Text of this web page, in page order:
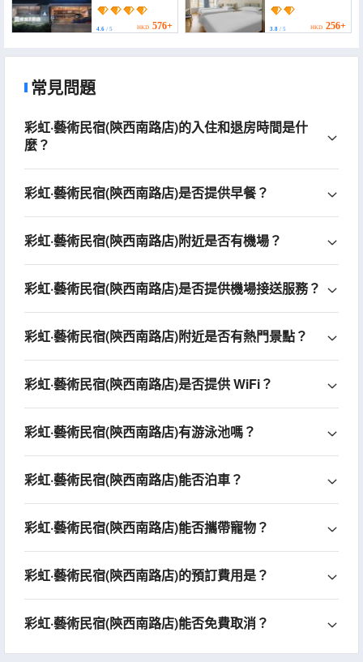
Hotel Jing'an Temple
Huaihai Middle Road
4.6 / 5 HKD 576+
(Huashan Hospital))
3.8/ 5 HKD 256+
常見問題
彩虹·藝術民宿(陝西南路店)的入住和退房時間是什
麼？
彩虹·藝術民宿(陝西南路店)是否提供早餐？
彩虹·藝術民宿(陝西南路店)附近是否有機場？
彩虹·藝術民宿(陝西南路店)是否提供機場接送服務？
彩虹·藝術民宿(陝西南路店)附近是否有熱門景點？
彩虹·藝術民宿(陝西南路店)是否提供 WiFi？
彩虹·藝術民宿(陝西南路店)有游泳池嗎？
彩虹·藝術民宿(陝西南路店)能否泊車？
彩虹·藝術民宿(陝西南路店)能否攜帶寵物？
彩虹·藝術民宿(陝西南路店)的預訂費用是？
彩虹·藝術民宿(陝西南路店)能否免費取消？